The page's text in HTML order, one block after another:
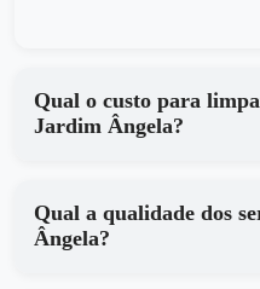
Qual o custo para
Jardim Ângela?
Qual a qualidade dos serviços
Ângela?